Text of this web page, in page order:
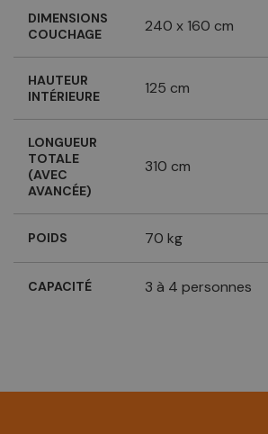
DIMENSIONS
COUCHAGE
240 x 160 cm
HAUTEUR
INTÉRIEURE
125 cm
LONGUEUR
TOTALE
(AVEC
AVANCÉE)
310 cm
POIDS 70 kg
CAPACITÉ 3 à 4 personnes